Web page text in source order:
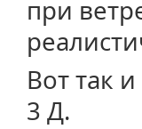
при
Вот так
3 Д.